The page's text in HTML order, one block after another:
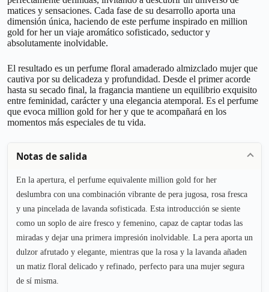
matices y sensaciones. Cada fase de su desarrollo aporta una
dimensión única, haciendo de este perfume inspirado en million
gold for her un viaje aromático sofisticado, seductor y
absolutamente inolvidable.
El resultado es un perfume floral amaderado almizclado mujer que
cautiva por su delicadeza y profundidad. Desde el primer acorde
hasta su secado final, la fragancia mantiene un equilibrio exquisito
entre feminidad, carácter y una elegancia atemporal. Es el perfume
que evoca million gold for her y que te acompañará en los
momentos más especiales de tu vida.
Notas de salida
En la apertura, el perfume equivalente million gold for her
deslumbra con una combinación vibrante de pera jugosa, rosa fresca
y una pincelada de lavanda sofisticada. Esta introducción se siente
como un soplo de aire fresco y femenino, capaz de captar todas las
miradas y dejar una primera impresión inolvidable. La pera aporta un
dulzor afrutado y elegante, mientras que la rosa y la lavanda añaden
un matiz floral delicado y refinado, perfecto para una mujer segura
de sí misma.